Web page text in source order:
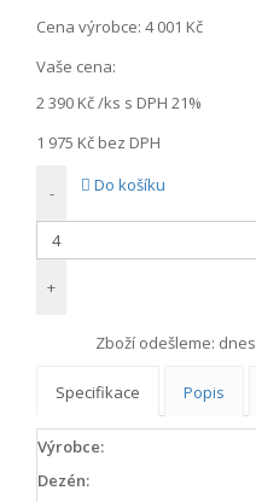
Cena výrobce: 4 001 Kč
Vaše cena:
2 390 Kč/ks s DPH 21%
1 975 Kč bez DPH
-
+
Do košíku
Zboží odešleme: dnes
Specifikace Popis
Výrobce:
Dezén: